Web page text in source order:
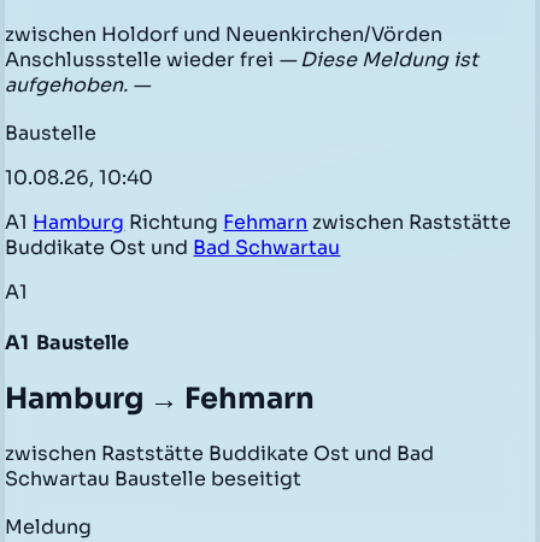
zwischen Holdorf und Neuenkirchen/Vörden
Anschlussstelle wieder frei — Diese Meldung ist
aufgehoben. —
Baustelle
10.08.26, 10:40
A1 Hamburg Richtung Fehmarn zwischen Raststätte
Buddikate Ost und Bad Schwartau
A1
A1 Baustelle
Hamburg → Fehmarn
zwischen Raststätte Buddikate Ost und Bad
Schwartau Baustelle beseitigt
Meldung